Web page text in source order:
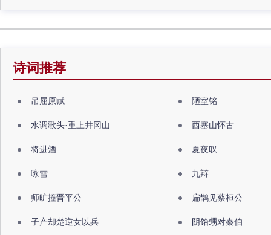
诗词推荐
吊屈原赋 陋室铭
水调歌头·重上井冈山 西塞山怀古
将进酒 夏夜叹
咏雪 九辩
师旷撞晋平公 扁鹊见蔡桓公
子产却楚逆女以兵 阴饴甥对秦伯